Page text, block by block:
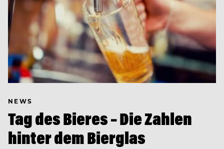
NEWS
Tag des Bieres – Die Zahlen
hinter dem Bierglas